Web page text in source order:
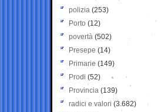
polizia (253)
Porto (12)
povertà (502)
Presepe (14)
Primarie (149)
Prodi (52)
Provincia (139)
radici e valori (3.682)